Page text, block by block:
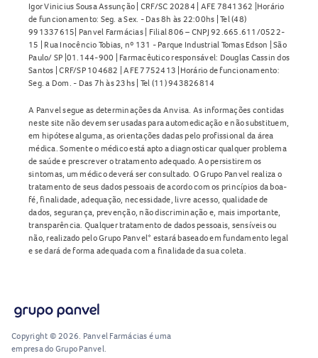
Igor Vinicius Sousa Assunção | CRF/SC 20284 | AFE 7841362 |Horário
de funcionamento: Seg. a Sex. - Das 8h às 22:00hs | Tel (48)
991337615| Panvel Farmácias | Filial 806 – CNPJ 92.665.611/0522-
15 | Rua Inocêncio Tobias, nº 131 - Parque Industrial Tomas Edson | São
Paulo/ SP |01.144-900 | Farmacêutico responsável: Douglas Cassin dos
Santos | CRF/SP 104682 | AFE 7752413 |Horário de funcionamento:
Seg. a Dom. - Das 7h às 23hs | Tel (11) 943826814
A Panvel segue as determinações da Anvisa. As informações contidas
neste site não devem ser usadas para automedicação e não substituem,
em hipótese alguma, as orientações dadas pelo profissional da área
médica. Somente o médico está apto a diagnosticar qualquer problema
de saúde e prescrever o tratamento adequado. Ao persistirem os
sintomas, um médico deverá ser consultado. O Grupo Panvel realiza o
tratamento de seus dados pessoais de acordo com os princípios da boa-
fé, finalidade, adequação, necessidade, livre acesso, qualidade de
dados, segurança, prevenção, não discriminação e, mais importante,
transparência. Qualquer tratamento de dados pessoais, sensíveis ou
não, realizado pelo Grupo Panvel* estará baseado em fundamento legal
e se dará de forma adequada com a finalidade da sua coleta.
Copyright © 2026. Panvel Farmácias é uma
empresa do Grupo Panvel.